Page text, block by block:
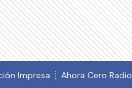
Impresa Ahora Cero Radio